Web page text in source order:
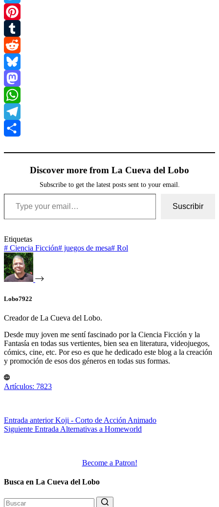
Twitter
Pinterest
Tumblr
Reddit
Bluesky
Mastodon
WhatsApp
Telegram
Discover more from La Cueva del Lobo
Subscribe to get the latest posts sent to your email.
Type your email…
Suscribir
Etiquetas
# Ciencia Ficción# juegos de mesa# Rol
Lobo7922
Creador de La Cueva del Lobo.
Desde muy joven me sentí fascinado por la Ciencia Ficción y la
Fantasía en todas sus vertientes, bien sea en literatura, videojuegos,
cómics, cine, etc. Por eso es que he dedicado este blog a la creación
y promoción de esos dos géneros en todas sus formas.
Artículos: 7823
Entrada anteriorKoji - Corto de Acción Animado
Siguiente Entrada Alternativas a Homeworld
Become a Patron!
Busca en La Cueva del Lobo